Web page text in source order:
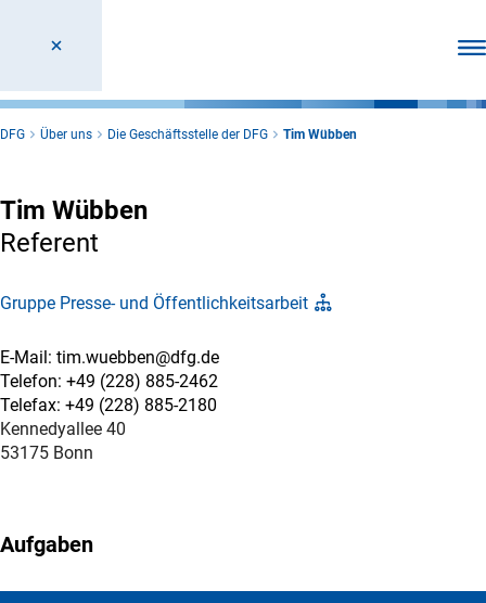
DFG Über uns Die Geschäftsstelle der DFG Tim Wübben
Tim Wübben
Referent
Gruppe Presse- und Öffentlichkeitsarbeit
E-Mail: tim.wuebben@dfg.de
Telefon: +49 (228) 885-2462
Telefax: +49 (228) 885-2180
Kennedyallee 40
53175 Bonn
Aufgaben